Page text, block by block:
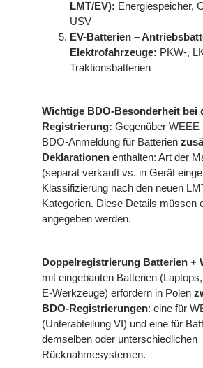
LMT/EV): Energiespeicher,
USV
EV-Batterien –
Elektrofahrzeuge: PKW-,
Traktionsbatterien
Wichtige BDO-Besonderheit bei
Registrierung: Gegenüber WEEE
BDO-Anmeldung für Batterien
Deklarationenenthalten: Art der
(separat verkauft vs. in Gerät
Klassifizierung nach den neuen
Kategorien. Diese Details müssen
angegeben werden.
Doppelregistrierung Batterien +
mit eingebauten Batterien
E-Werkzeuge) erfordern in Polen
BDO-Registrierungen: eine für
(Unterabteilung VI) und eine für
demselben oder unterschiedlichen
Rücknahmesystemen.